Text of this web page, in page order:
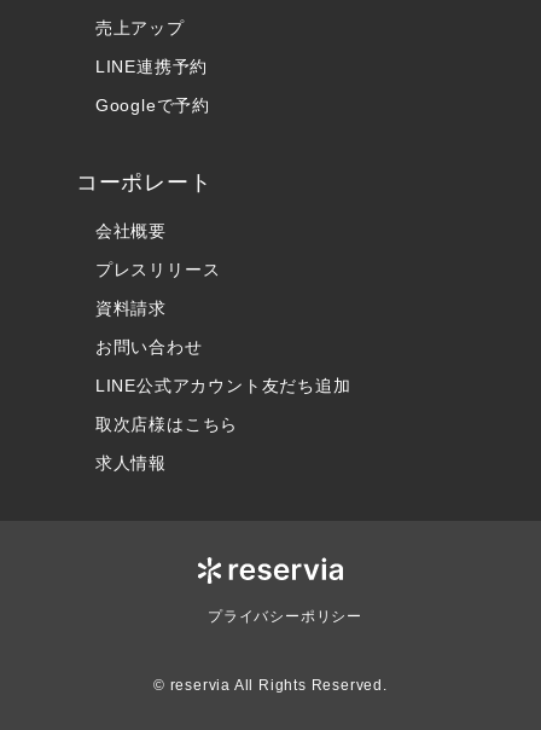
売上アップ
LINE連携予約
Googleで予約
コーポレート
会社概要
プレスリリース
資料請求
お問い合わせ
LINE公式アカウント友だち追加
取次店様はこちら
求人情報
プライバシーポリシー
© reservia All Rights Reserved.